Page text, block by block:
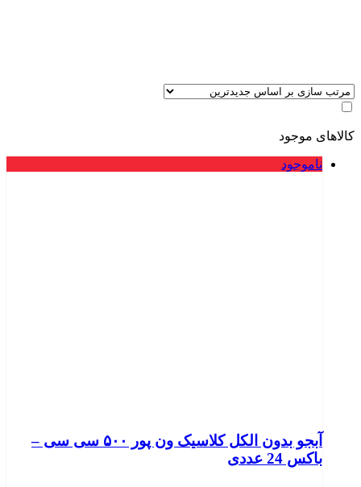
کالاهای موجود
ناموجود
آبجو بدون الکل کلاسیک ون پور ۵۰۰ سی سی –
باکس 24 عددی